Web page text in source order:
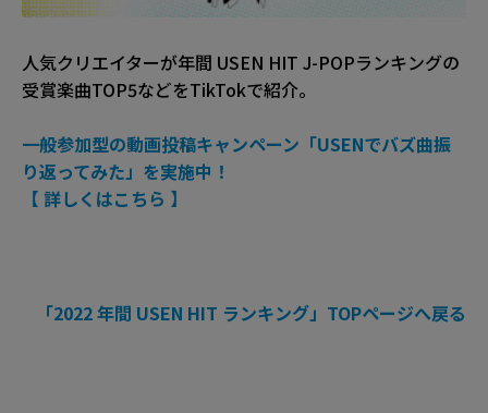
人気クリエイターが年間 USEN HIT J-POPランキングの
受賞楽曲TOP5などをTikTokで紹介。
一般参加型の動画投稿キャンペーン「USENでバズ曲振
り返ってみた」を実施中！
【 詳しくはこちら 】
「2022 年間 USEN HIT ランキング」TOPページへ戻る